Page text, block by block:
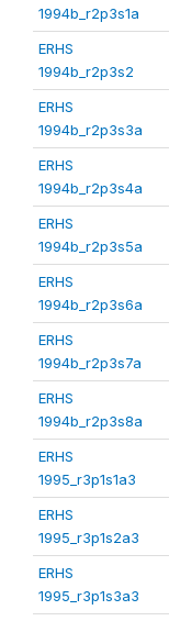
1994b_r2p3s1a
ERHS
1994b_r2p3s2
ERHS
1994b_r2p3s3a
ERHS
1994b_r2p3s4a
ERHS
1994b_r2p3s5a
ERHS
1994b_r2p3s6a
ERHS
1994b_r2p3s7a
ERHS
1994b_r2p3s8a
ERHS
1995_r3p1s1a3
ERHS
1995_r3p1s2a3
ERHS
1995_r3p1s3a3